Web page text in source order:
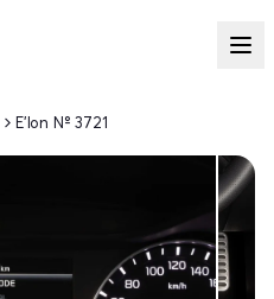
E'lon № 3721